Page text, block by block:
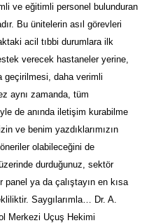
ve eğitimli personel bulunduran
Bu ünitelerin asıl görevleri
acil tıbbi durumlara ilk
verecek hastaneler yerine,
geçirilmesi, daha verimli
aynı zamanda, tüm
de anında iletişim kurabilme
ve benim yazdıklarımızın
olabileceğini de
durduğunuz, sektör
panel ya da çalıştayın en kısa
Saygılarımla… Dr. A.
Merkezi Uçuş Hekimi